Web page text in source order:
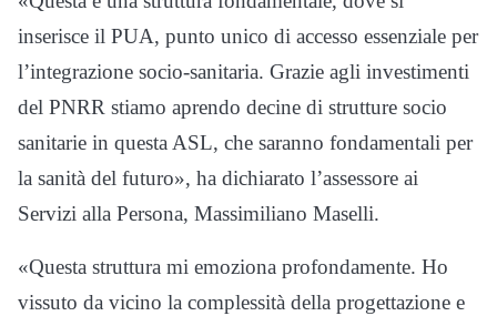
inserisce il PUA, punto unico di accesso essenziale per
l’integrazione socio-sanitaria. Grazie agli investimenti
del PNRR stiamo aprendo decine di strutture socio
sanitarie in questa ASL, che saranno fondamentali per
la sanità del futuro», ha dichiarato l’assessore ai
Servizi alla Persona, Massimiliano Maselli.
«Questa struttura mi emoziona profondamente. Ho
vissuto da vicino la complessità della progettazione e